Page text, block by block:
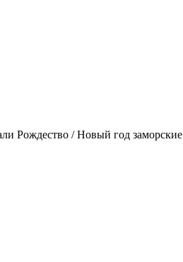
Рождество / Новый год заморские